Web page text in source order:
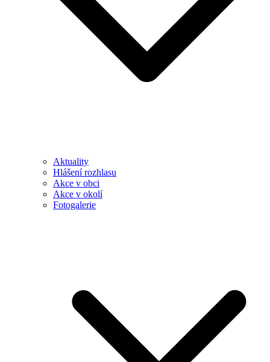
Aktuality
Hlášení rozhlasu
Akce v obci
Akce v okolí
Fotogalerie